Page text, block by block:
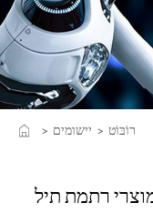
> יישומים > רוֹבּוֹט
רתמת תיל